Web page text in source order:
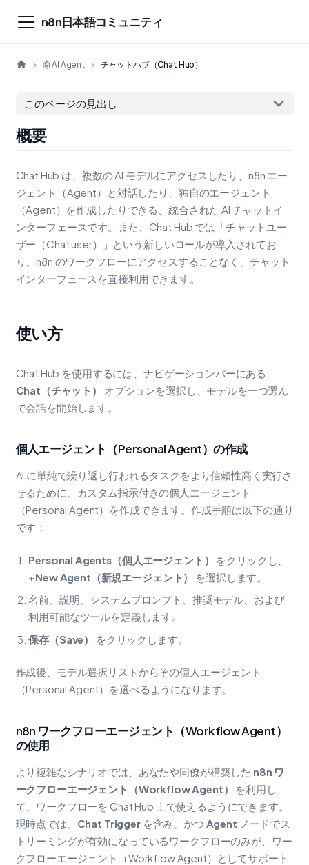
n8n日本語コミュニティ
🤖 AI Agent チャットハブ（Chat Hub）
このページの見出し
概要
Chat Hub は、複数の AI モデルにアクセスしたり、n8n エー
ジェント（Agent）と対話したり、独自のエージェント
（Agent）を作成したりできる、統合された AI チャットイ
ンターフェースです。また、Chat Hub では「チャットユー
ザー（Chat user）」という新しいロールが導入されてお
り、n8n のワークフローにアクセスすることなく、チャット
インターフェースを直接利用できます。
使い方
Chat Hub を使用するには、ナビゲーションバーにある
Chat（チャット）
オプションを選択し、モデルを一つ選ん
で会話を開始します。
個人エージェント（Personal Agent）の作成
AI に単純で繰り返し行われるタスクをより信頼性高く実行さ
せるために、カスタム指示付きの個人エージェント
（Personal Agent）を作成できます。作成手順は以下の通り
です：
Personal Agents（個人エージェント）
をクリックし、
+New Agent（新規エージェント）
を選択します。
名前、説明、システムプロンプト、推奨モデル、および
利用可能なツールを定義します。
保存（Save）
をクリックします。
作成後、モデル選択リストからその個人エージェント
（Personal Agent）を選べるようになります。
n8n ワークフローエージェント（Workflow Agent）
の使用
より複雑なシナリオでは、あなたや同僚が構築した n8n ワ
ークフローエージェント（Workflow Agent）
を利用し
て、ワークフローを Chat Hub 上で使えるようにできます。
現時点では、 Chat Triggerを含み、かつ Agent ノードでス
トリーミングが有効になっているワークフローのみが、ワー
クフローエージェント（Workflow Agent）としてサポート